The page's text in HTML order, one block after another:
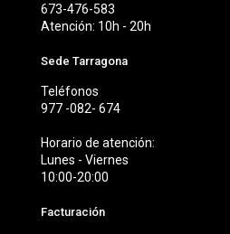
673-476-583
Atención: 10h - 20h
Sede Tarragona
Teléfonos
977 -082- 674
Horario de atención:
Lunes - Viernes
10:00-20:00
Facturación